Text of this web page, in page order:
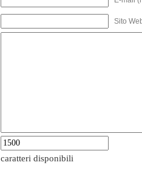
Sito
caratteri disponibili